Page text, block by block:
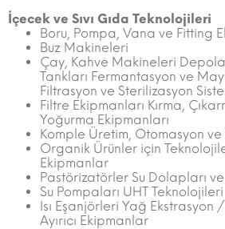
İçecek ve Sıvı Gıda Teknolojileri
Boru, Pompa, Vana ve Fitting
Buz Makineleri
Çay, Kahve Makineleri
Tankları Fermantasyon ve
Filtrasyon ve Sterilizasyon
Filtre Ekipmanları Kırma,
Yoğurma Ekipmanları
Komple Üretim, Otomasyon
Organik Ürünler için
Ekipmanlar
Pastörizatörler Su Dolapları
Su Pompaları UHT Teknolojileri
Isı Eşanjörleri Yağ
Ayırıcı Ekipmanlar